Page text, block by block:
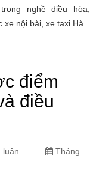
nghề điều hòa,
xe nội bài, xe taxi Hà
điểm
điều
luận
Tháng